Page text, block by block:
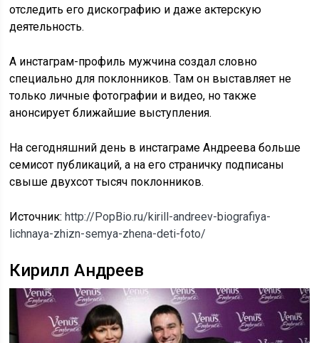
отследить его дискографию и даже актерскую
деятельность.
А инстаграм-профиль мужчина создал словно
специально для поклонников. Там он выставляет не
только личные фотографии и видео, но также
анонсирует ближайшие выступления.
На сегодняшний день в инстаграме Андреева больше
семисот публикаций, а на его страничку подписаны
свыше двухсот тысяч поклонников.
Источник:http://PopBio.ru/kirill-andreev-biografiya-
lichnaya-zhizn-semya-zhena-deti-foto/
Кирилл Андреев